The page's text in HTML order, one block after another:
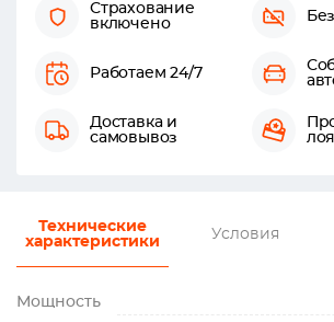
Страхование
включено
Работаем 24/7
Доставка и
самовывоз
Технические
характеристики
Условия
Мощность